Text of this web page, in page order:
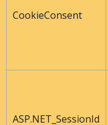
CookieConsent
ASP.NET_SessionId